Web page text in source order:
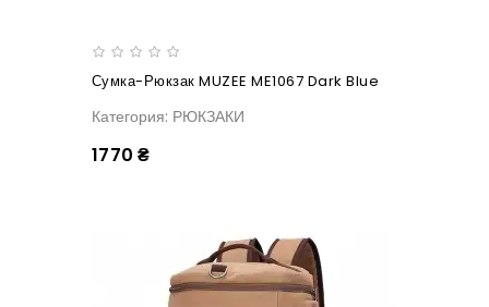
Сумка-Рюкзак MUZEE ME1067 Dark Blue
Категория: РЮКЗАКИ
1770 ₴